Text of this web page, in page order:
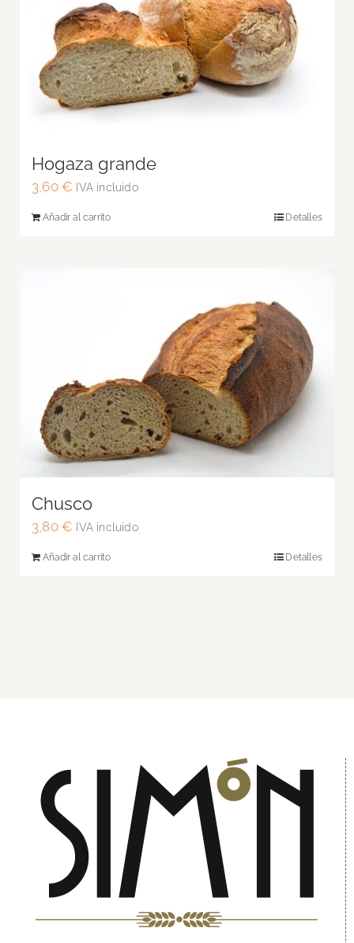
Hogaza grande
3,60 € IVA incluido
Añadir al carrito Detalles
Chusco
3,80 € IVA incluido
Añadir al carrito Detalles